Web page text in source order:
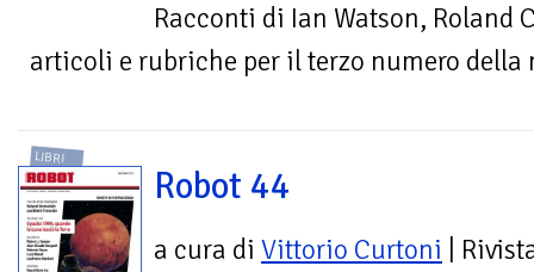
Racconti di Ian Watson, Roland
articoli e rubriche per il terzo numero della
LIBRI
Robot 44
a cura di Vittorio Curtoni |